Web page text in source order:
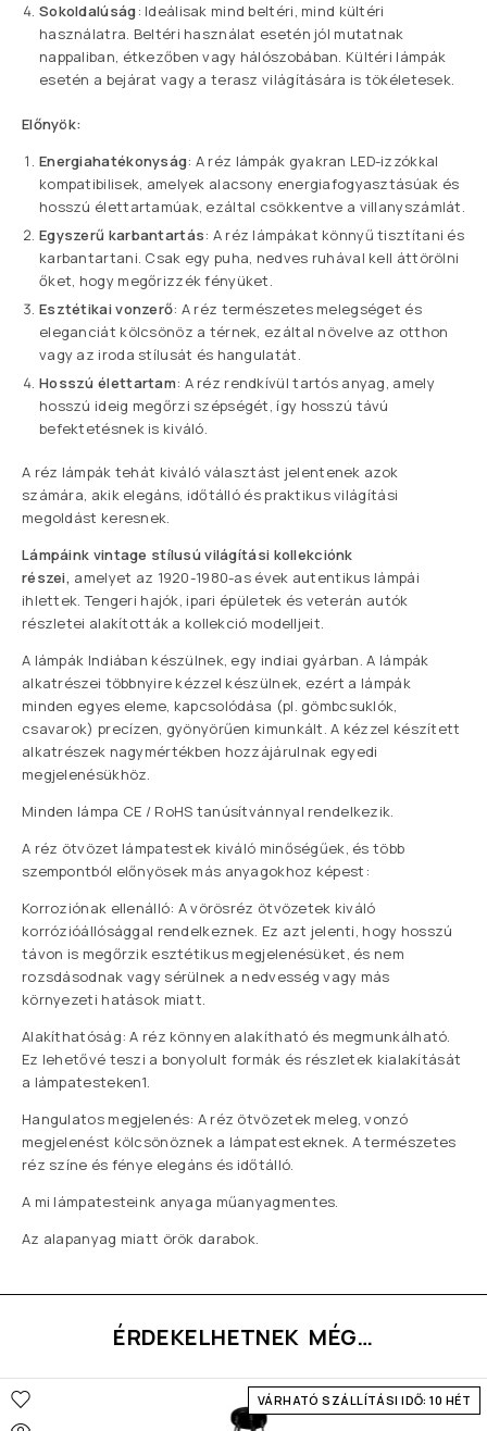
Sokoldalúság: Ideálisak mind beltéri, mind kültéri
használatra. Beltéri használat esetén jól mutatnak
nappaliban, étkezőben vagy hálószobában. Kültéri lámpák
esetén a bejárat vagy a terasz világítására is tökéletesek.
Előnyök:
Energiahatékonyság: A réz lámpák gyakran LED-izzókkal
kompatibilisek, amelyek alacsony energiafogyasztásúak és
hosszú élettartamúak, ezáltal csökkentve a villanyszámlát.
Egyszerű karbantartás: A réz lámpákat könnyű tisztítani és
karbantartani. Csak egy puha, nedves ruhával kell áttörölni
őket, hogy megőrizzék fényüket.
Esztétikai vonzerő: A réz természetes melegséget és
eleganciát kölcsönöz a térnek, ezáltal növelve az otthon
vagy az iroda stílusát és hangulatát.
Hosszú élettartam: A réz rendkívül tartós anyag, amely
hosszú ideig megőrzi szépségét, így hosszú távú
befektetésnek is kiváló.
A réz lámpák tehát kiváló választást jelentenek azok
számára, akik elegáns, időtálló és praktikus világítási
megoldást keresnek.
Lámpáink vintage stílusú világítási kollekciónk
részei, amelyet az 1920-1980-as évek autentikus lámpái
ihlettek. Tengeri hajók, ipari épületek és veterán autók
részletei alakították a kollekció modelljeit.
A lámpák Indiában készülnek, egy indiai gyárban. A lámpák
alkatrészei többnyire kézzel készülnek, ezért a lámpák
minden egyes eleme, kapcsolódása (pl. gömbcsuklók,
csavarok) precízen, gyönyörűen kimunkált. A kézzel készített
alkatrészek nagymértékben hozzájárulnak egyedi
megjelenésükhöz.
Minden lámpa CE / RoHS tanúsítvánnyal rendelkezik.
A réz ötvözet lámpatestek kiváló minőségűek, és több
szempontból előnyösek más anyagokhoz képest:
Korroziónak ellenálló: A vörösréz ötvözetek kiváló
korrózióállósággal rendelkeznek. Ez azt jelenti, hogy hosszú
távon is megőrzik esztétikus megjelenésüket, és nem
rozsdásodnak vagy sérülnek a nedvesség vagy más
környezeti hatások miatt.
Alakíthatóság: A réz könnyen alakítható és megmunkálható.
Ez lehetővé teszi a bonyolult formák és részletek kialakítását
a lámpatesteken1.
Hangulatos megjelenés: A réz ötvözetek meleg, vonzó
megjelenést kölcsönöznek a lámpatesteknek. A természetes
réz színe és fénye elegáns és időtálló.
A mi lámpatesteink anyaga műanyagmentes.
Az alapanyag miatt örök darabok.
ÉRDEKELHETNEK MÉG…
VÁRHATÓ SZÁLLÍTÁSI IDŐ: 10 HÉT